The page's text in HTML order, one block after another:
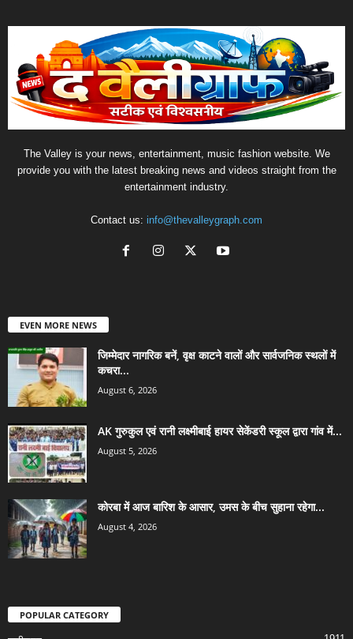
The Valley is your news, entertainment, music fashion website. We
provide you with the latest breaking news and videos straight from the
entertainment industry.
Contact us: info@thevalleygraph.com
EVEN MORE NEWS
जिम्मेदार नागरिक बनें, वृक्ष काटने वालों और सार्वजनिक स्थलों में
कचरा...
August 6, 2026
AK गुरुकुल एवं रानी लक्ष्मीबाई हायर सेकेंडरी स्कूल द्वारा गांव में...
August 5, 2026
कोरबा में आज बारिश के आसार, उमस के बीच सुहाना रहेगा...
August 4, 2026
POPULAR CATEGORY